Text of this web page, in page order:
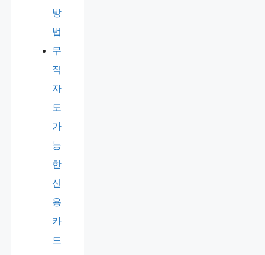
방
법
무
직
자
도
가
능
한
신
용
카
드